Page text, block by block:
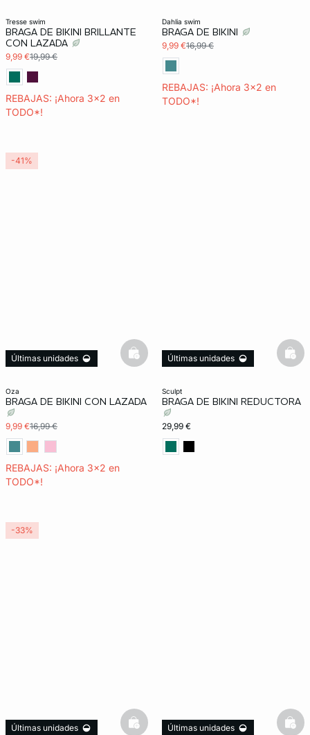
tresse swim
BRAGA DE BIKINI BRILLANTE
CON LAZADA
9,99 €19,99 €
REBAJAS: ¡Ahora 3x2 en
TODO*!
3x2 REBAJAS
dahlia swim
BRAGA DE BIKINI
9,99 €16,99 €
REBAJAS: ¡Ahora 3x2 en
TODO*!
oza
BRAGA DE BIKINI CON LAZADA
9,99 €16,99 €
REBAJAS: ¡Ahora 3x2 en
TODO*!
Últimas unidades
basketfull
-41%
sculpt
BRAGA DE BIKINI REDUCTORA
29,99 €
Últimas unidades
Últimas unidades
basketfull
-33%
Últimas unidades